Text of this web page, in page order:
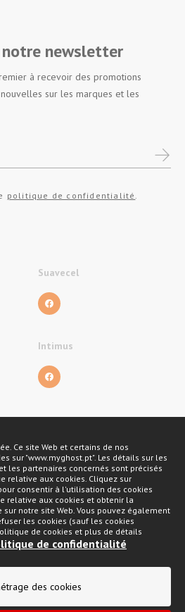
notre newsletter
à recevoir des promotions
sur les marques et les
politique de confidentialité
Suavecel
Intimus
Ce site Web et certains de nos
sur "www.myghost.pt". Les détails sur les
les partenaires concernés sont précisés
relative aux cookies. Cliquez sur
consentir à l'utilisation des cookies
relative aux cookies et obtenir la
notre site Web. Vous pouvez également
les cookies (sauf les cookies
de cookies et plus de détails
de confidentialité
des cookies